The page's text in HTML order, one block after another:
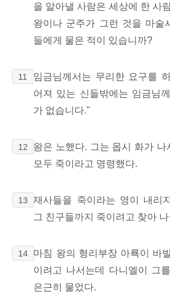
을 알아낼 사람은 세상에 한 사
왕이나 군주가 그런 것을 마술
들에게 물은 적이 있습니까?
11
임금님께서는 무리한 요구를
어져 있는 신들밖에는 임금님
가 없습니다."
12
왕은 노했다. 그는 몹시 화가 나
모두 죽이라고 명령했다.
13
재사들을 죽이라는 영이 내리
그 친구들까지 죽이려고 찾아
14
마침 왕의 형리부장 아룍이 바
이려고 나서는데 다니엘이 그
은근히 물었다.